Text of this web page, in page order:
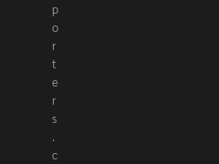
p
o
r
t
e
r
s
.
c